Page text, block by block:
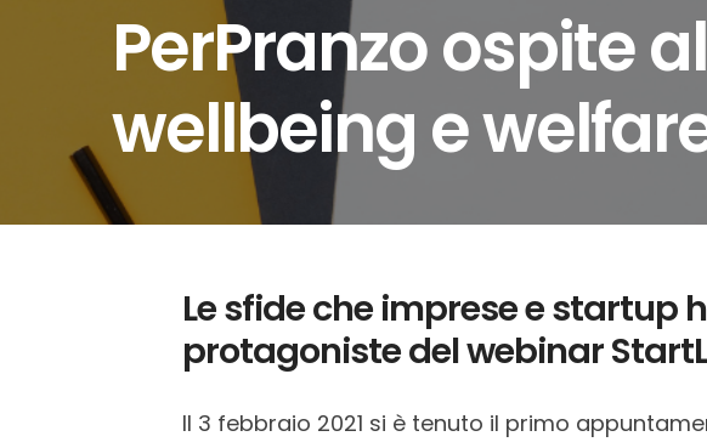
PerPranzo ospite
wellbeing e
Le sfide che imprese e
protagoniste del webinar
Il 3 febbraio 2021 si è tenuto il primo